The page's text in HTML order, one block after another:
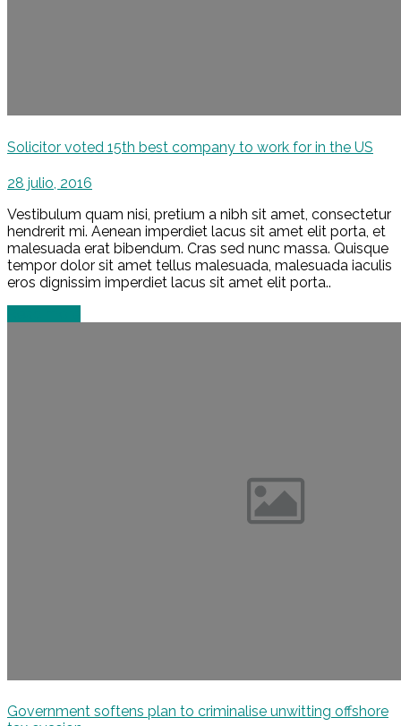
Solicitor voted 15th best company to work for in the US
28 julio, 2016
Vestibulum quam nisi, pretium a nibh sit amet, consectetur
hendrerit mi. Aenean imperdiet lacus sit amet elit porta, et
malesuada erat bibendum. Cras sed nunc massa. Quisque
tempor dolor sit amet tellus malesuada, malesuada iaculis
eros dignissim imperdiet lacus sit amet elit porta..
Government softens plan to criminalise unwitting offshore